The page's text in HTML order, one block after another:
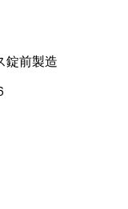
錠前製造